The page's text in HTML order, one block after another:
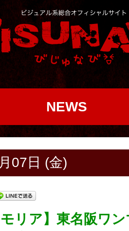
NEWS
07日 (金)
モリア】東名阪ワ